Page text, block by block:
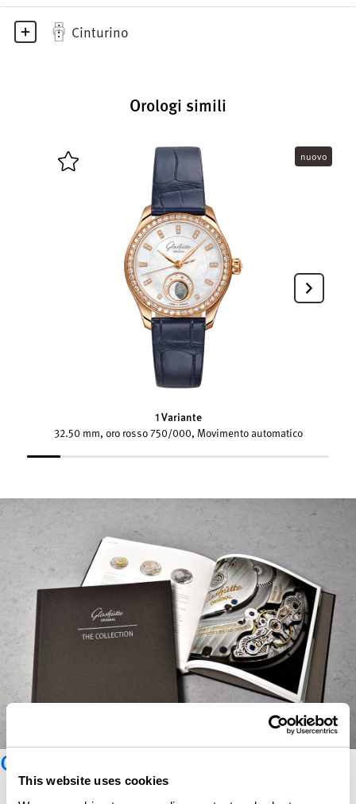
This website uses cookies
Cinturino
Orologi simili
1 Variante
32.50 mm, oro rosso 750/000, Movimento automatico
nuovo
Catalogo Glashütte Original